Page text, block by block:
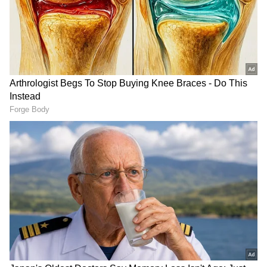
RECOMMENDED STORIES
Karthigai Deepam :
ரேவதியின் பாஸ்போர்ட்
மாயம்... கார்த்திக்கை
வீழ்த்த எதிரிகள் போட்ட
மாஸ்டர் பிளான் ஒர்க்
அவுட் ஆகுமா?
Vijay - Sangeetha:
பிரியமானவருக்காக
இறங்கி வந்த சங்கீதா
விஜய்.! தடைகளை
உடைத்து குடும்பத்தை
ஒன்று சேர்த்தது யார்
தெரியுமா?!